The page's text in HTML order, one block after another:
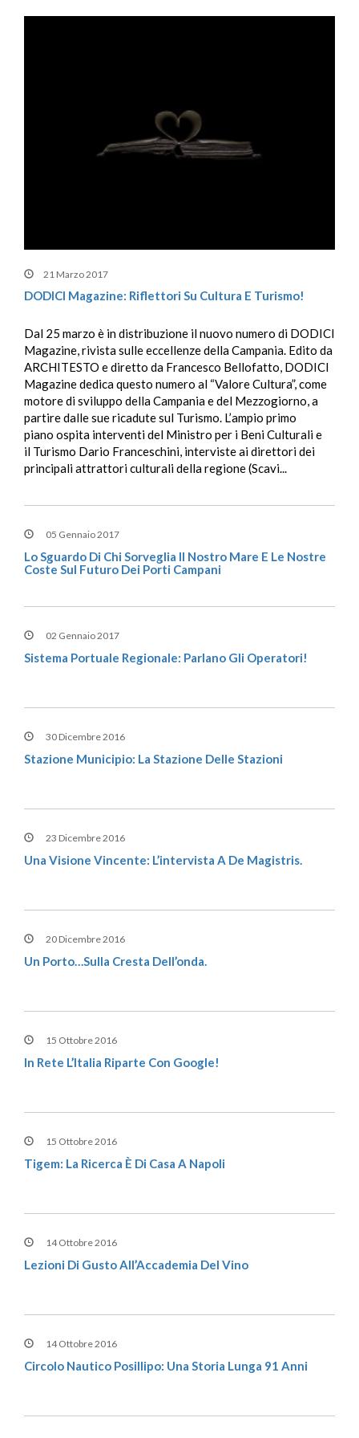
21 Marzo 2017
DODICI Magazine: Riflettori Su Cultura E Turismo!
Dal 25 marzo è in distribuzione il nuovo numero di DODICI
Magazine, rivista sulle eccellenze della Campania. Edito da
ARCHITESTO e diretto da Francesco Bellofatto, DODICI
Magazine dedica questo numero al “Valore Cultura”, come
motore di sviluppo della Campania e del Mezzogiorno, a
partire dalle sue ricadute sul Turismo. L’ampio primo
piano ospita interventi del Ministro per i Beni Culturali e
il Turismo Dario Franceschini, interviste ai direttori dei
principali attrattori culturali della regione (Scavi...
05 Gennaio 2017
Lo Sguardo Di Chi Sorveglia Il Nostro Mare E Le Nostre
Coste Sul Futuro Dei Porti Campani
02 Gennaio 2017
Sistema Portuale Regionale: Parlano Gli Operatori!
30 Dicembre 2016
Stazione Municipio: La Stazione Delle Stazioni
23 Dicembre 2016
Una Visione Vincente: L’intervista A De Magistris.
20 Dicembre 2016
Un Porto…sulla Cresta Dell’onda.
15 Ottobre 2016
In Rete L’Italia Riparte Con Google!
15 Ottobre 2016
Tigem: La Ricerca È Di Casa A Napoli
14 Ottobre 2016
Lezioni Di Gusto All’Accademia Del Vino
14 Ottobre 2016
Circolo Nautico Posillipo: Una Storia Lunga 91 Anni